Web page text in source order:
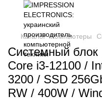
Каталог Компьютеры
Системный блок
Core i3-12100 /
3200 / SSD
RW / 400W /